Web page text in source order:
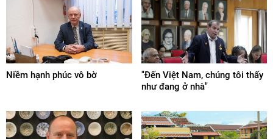
Niềm hạnh phúc vô bờ
"Đến Việt Nam, chúng tôi thấy
như đang ở nhà"